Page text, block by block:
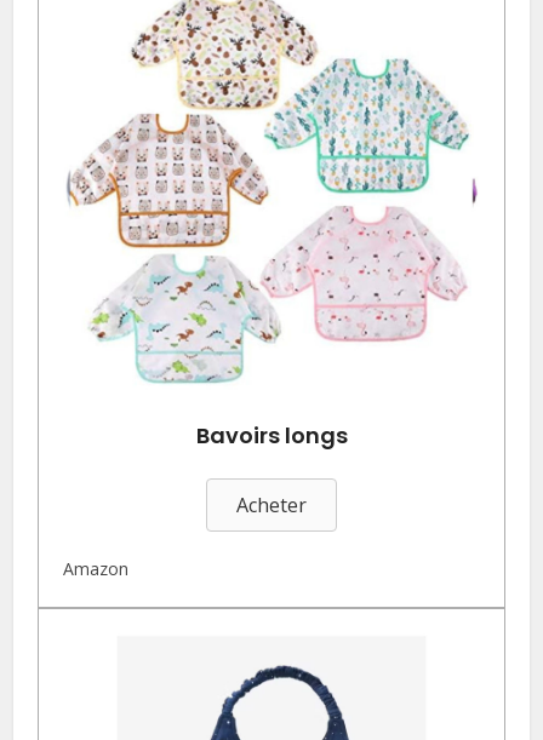
Bavoirs longs
Acheter
Amazon